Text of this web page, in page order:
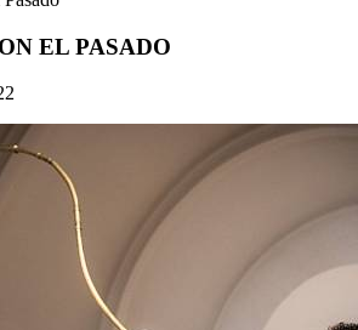
EL PASADO